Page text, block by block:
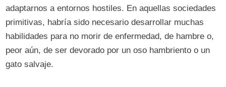
adaptarnos a entornos hostiles. En aquellas sociedades
primitivas, habría sido necesario desarrollar muchas
habilidades para no morir de enfermedad, de hambre o,
peor aún, de ser devorado por un oso hambriento o un
gato salvaje.